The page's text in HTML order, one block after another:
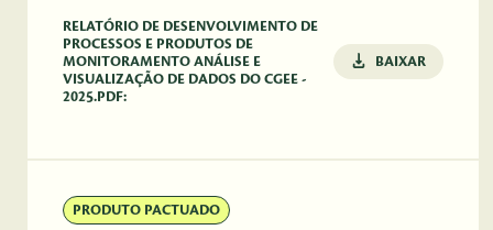
RELATÓRIO DE DESENVOLVIMENTO DE
PROCESSOS E PRODUTOS DE
MONITORAMENTO ANÁLISE E
VISUALIZAÇÃO DE DADOS DO CGEE -
2025.PDF:
BAIXAR
PRODUTO PACTUADO